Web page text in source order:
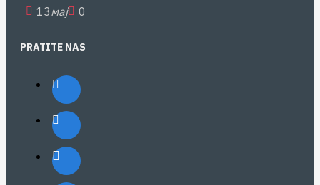
13мај 0
PRATITE NAS